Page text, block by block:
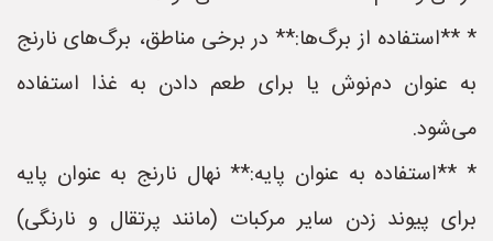
* **استفاده از برگ‌ها:** در برخی مناطق، برگ‌های نارنج
به عنوان دم‌نوش یا برای طعم دادن به غذا استفاده
می‌شود.
* **استفاده به عنوان پایه:** نهال نارنج به عنوان پایه
برای پیوند زدن سایر مرکبات (مانند پرتقال و نارنگی)